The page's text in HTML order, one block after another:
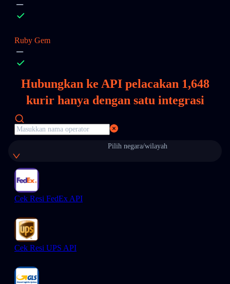
Ruby Gem
Hubungkan ke API pelacakan 1,648
kurir hanya dengan satu integrasi
Pilih negara/wilayah
Cek Resi FedEx API
Cek Resi UPS API